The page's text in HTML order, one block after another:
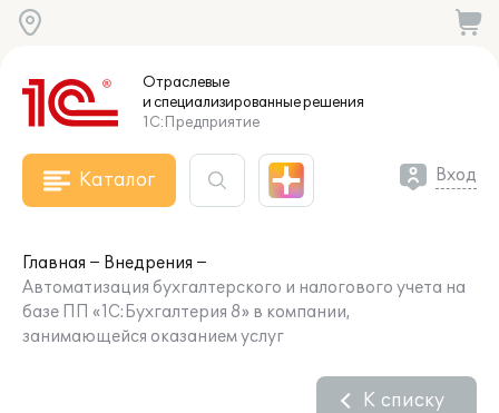
Отраслевые
и специализированныерешения
1С:Предприятие
Каталог Вход
Главная
Внедрения
Автоматизация бухгалтерского и налогового учета на
базе ПП «1С:Бухгалтерия 8» в компании,
занимающейся оказанием услуг
К списку